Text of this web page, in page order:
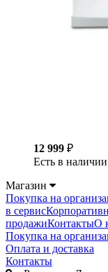
12 999 ₽
Есть в наличии
Магазин
Покупка на
в сервис
продажиКонтактыО
Покупка на
Оплата и доставка
Контакты